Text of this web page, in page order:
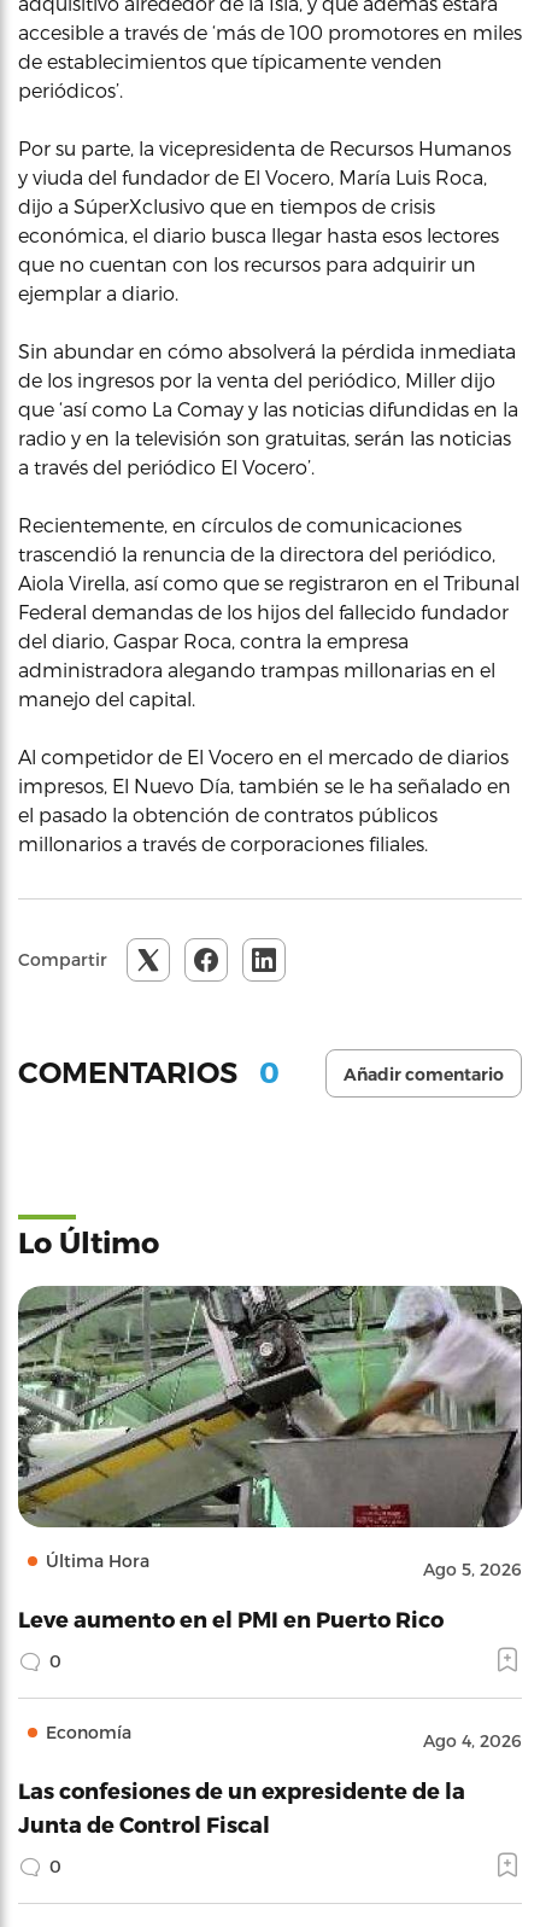
accesible a través de ‘más de 100 promotores en miles
de establecimientos que típicamente venden
periódicos’.
Por su parte, la vicepresidenta de Recursos Humanos
y viuda del fundador de El Vocero, María Luis Roca,
dijo a SúperXclusivo que en tiempos de crisis
económica, el diario busca llegar hasta esos lectores
que no cuentan con los recursos para adquirir un
ejemplar a diario.
Sin abundar en cómo absolverá la pérdida inmediata
de los ingresos por la venta del periódico, Miller dijo
que ‘así como La Comay y las noticias difundidas en la
radio y en la televisión son gratuitas, serán las noticias
a través del periódico El Vocero’.
Recientemente, en círculos de comunicaciones
trascendió la renuncia de la directora del periódico,
Aiola Virella, así como que se registraron en el Tribunal
Federal demandas de los hijos del fallecido fundador
del diario, Gaspar Roca, contra la empresa
administradora alegando trampas millonarias en el
manejo del capital.
Al competidor de El Vocero en el mercado de diarios
impresos, El Nuevo Día, también se le ha señalado en
el pasado la obtención de contratos públicos
millonarios a través de corporaciones filiales.
Compartir
COMENTARIOS 0 Añadir comentario
Lo Último
Última Hora Ago 5, 2026
Leve aumento en el PMI en Puerto Rico
0
Economía Ago 4, 2026
Las confesiones de un expresidente de la
Junta de Control Fiscal
0